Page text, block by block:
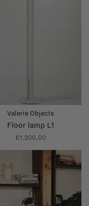
Valerie Objects
Floor lamp L1
€1.200,00